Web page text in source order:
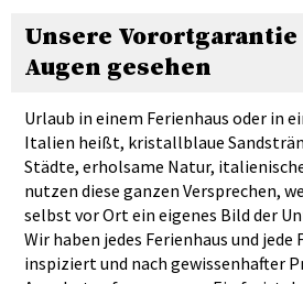
Unsere
Augen gesehen
Urlaub in einem Ferienhaus oder in
Italien heißt, kristallblaue
Städte, erholsame Natur,
nutzen diese ganzen Versprechen,
selbst vor Ort ein eigenes Bild der
Wir haben jedes Ferienhaus und
inspiziert und nach gewissenhafter